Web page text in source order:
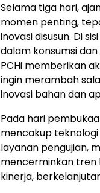
Selama tiga hari,
momen penting,
inovasi disusun. Di
dalam konsumsi
PCHi memberikan
ingin merambah
inovasi bahan dan
Pada hari
mencakup
layanan pengujian,
mencerminkan tren
kinerja,